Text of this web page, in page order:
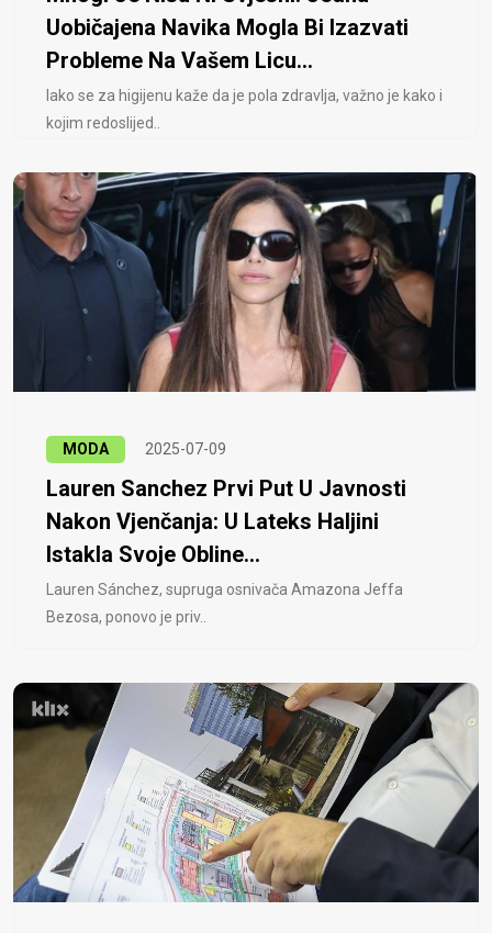
Uobičajena Navika Mogla Bi Izazvati
Probleme Na Vašem Licu...
Iako se za higijenu kaže da je pola zdravlja, važno je kako i
kojim redoslijed..
MODA 2025-07-09
Lauren Sanchez Prvi Put U Javnosti
Nakon Vjenčanja: U Lateks Haljini
Istakla Svoje Obline...
Lauren Sánchez, supruga osnivača Amazona Jeffa
Bezosa, ponovo je priv..